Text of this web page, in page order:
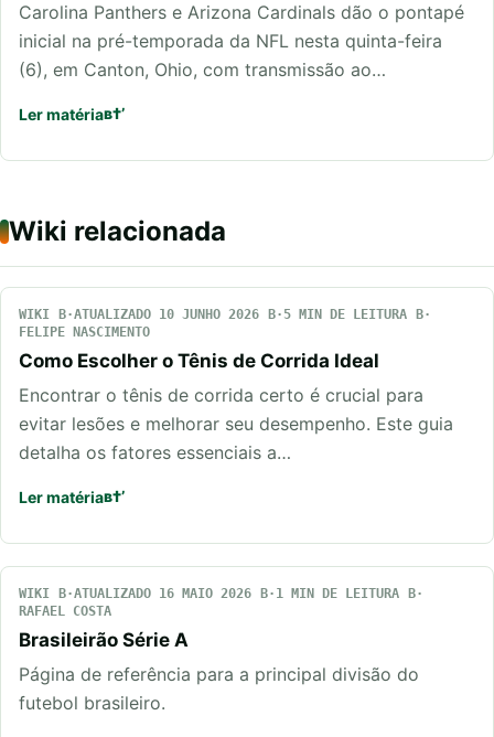
Carolina Panthers e Arizona Cardinals dão o pontapé
inicial na pré-temporada da NFL nesta quinta-feira
(6), em Canton, Ohio, com transmissão ao…
Ler matéria
Wiki relacionada
WIKI ATUALIZADO 10 JUNHO 2026
5 MIN DE LEITURA
FELIPE NASCIMENTO
Como Escolher o Tênis de Corrida Ideal
Encontrar o tênis de corrida certo é crucial para
evitar lesões e melhorar seu desempenho. Este guia
detalha os fatores essenciais a…
Ler matéria
WIKI ATUALIZADO 16 MAIO 2026
1 MIN DE LEITURA
RAFAEL COSTA
Brasileirão Série A
Página de referência para a principal divisão do
futebol brasileiro.